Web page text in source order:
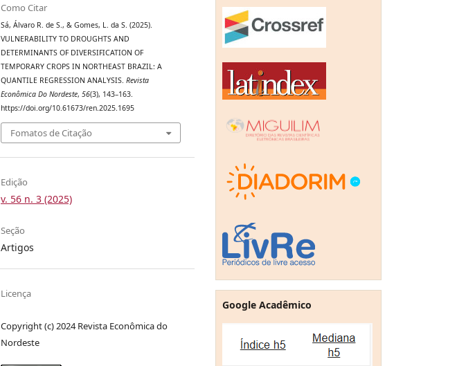
Como Citar
Sá, Álvaro R. de S., & Gomes, L. da S. (2025).
VULNERABILITY TO DROUGHTS AND
DETERMINANTS OF DIVERSIFICATION OF
TEMPORARY CROPS IN NORTHEAST BRAZIL: A
QUANTILE REGRESSION ANALYSIS.Revista
Econômica Do Nordeste,56(3), 143–163.
https://doi.org/10.61673/ren.2025.1695
Fomatos de Citação
Edição
v. 56 n. 3 (2025)
Seção
Artigos
Licença
Copyright (c) 2024 Revista Econômica do
Nordeste
Google Acadêmico